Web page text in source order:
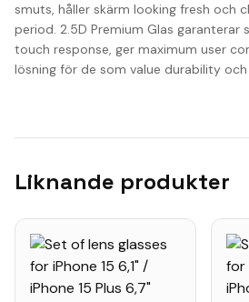
smuts, håller skärm looking fresh och
period. 2.5D Premium Glas garanterar
touch response, ger maximum user
lösning för de som value durability
Liknande produkter